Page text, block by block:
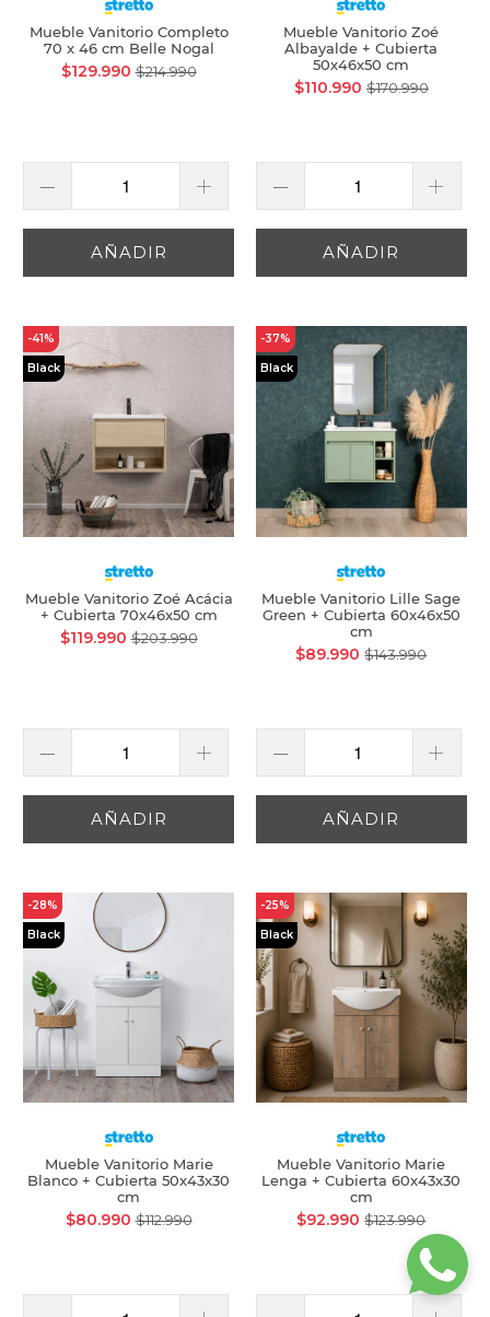
Mueble Vanitorio Completo
70 x 46 cm Belle Nogal
$129.990$214.990
AÑADIR
Mueble Vanitorio Zoé
Albayalde + Cubierta
50x46x50 cm
$110.990 $170.990
AÑADIR
-41%
Black
Mueble Vanitorio Zoé Acácia
+ Cubierta 70x46x50 cm
$119.990$203.990
AÑADIR
-37%
Black
Mueble Vanitorio Lille Sage
Green + Cubierta 60x46x50
cm
$89.990$143.990
AÑADIR
-28%
Black
Mueble Vanitorio Marie
Blanco + Cubierta 50x43x30
cm
$80.990$112.990
-25%
Black
Mueble Vanitorio Marie
Lenga + Cubierta 60x43x30
cm
$92.990$123.990